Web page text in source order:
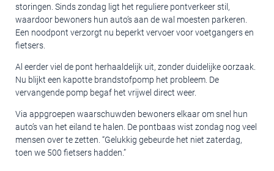
storingen. Sinds zondag ligt het reguliere pontverkeer stil,
waardoor bewoners hun auto’s aan de wal moesten parkeren.
Een noodpont verzorgt nu beperkt vervoer voor voetgangers en
fietsers.
Al eerder viel de pont herhaaldelijk uit, zonder duidelijke oorzaak.
Nu blijkt een kapotte brandstofpomp het probleem. De
vervangende pomp begaf het vrijwel direct weer.
Via appgroepen waarschuwden bewoners elkaar om snel hun
auto’s van het eiland te halen. De pontbaas wist zondag nog veel
mensen over te zetten. “Gelukkig gebeurde het niet zaterdag,
toen we 500 fietsers hadden.”